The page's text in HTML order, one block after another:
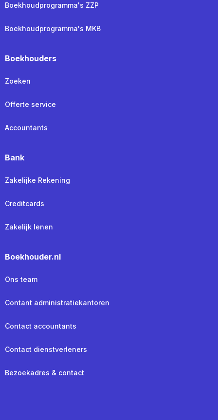
Boekhoudprogramma's ZZP
Boekhoudprogramma's MKB
Boekhouders
Zoeken
Offerte service
Accountants
Bank
Zakelijke Rekening
Creditcards
Zakelijk lenen
Boekhouder.nl
Ons team
Contant administratiekantoren
Contact accountants
Contact dienstverleners
Bezoekadres & contact